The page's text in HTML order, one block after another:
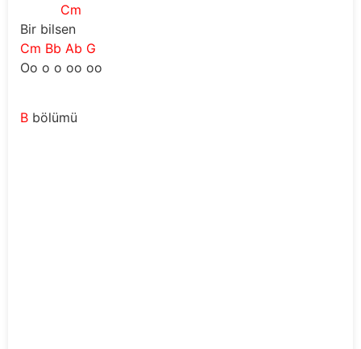
Cm
Bir bilsen
Cm Bb Ab G
Oo o o oo oo
B bölümü